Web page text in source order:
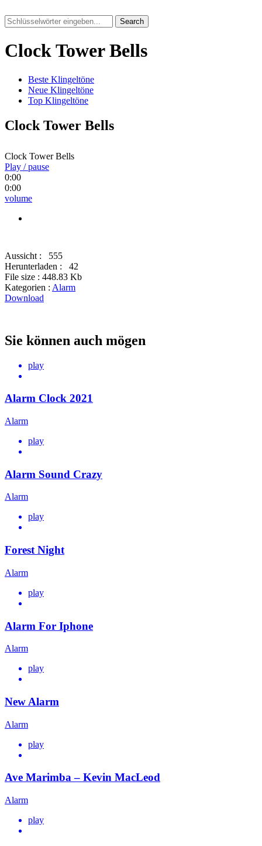
Search
Clock Tower Bells
Beste Klingeltöne
Neue Klingeltöne
Top Klingeltöne
Clock Tower Bells
Clock Tower Bells
Play / pause
0:00
0:00
volume
Aussicht :
555
Herunterladen :
42
File size : 448.83 Kb
Kategorien : Alarm
Download
Sie können auch mögen
play
Alarm Clock 2021
Alarm
play
Alarm Sound Crazy
Alarm
play
Forest Night
Alarm
play
Alarm For Iphone
Alarm
play
New Alarm
Alarm
play
Ave Marimba – Kevin MacLeod
Alarm
play